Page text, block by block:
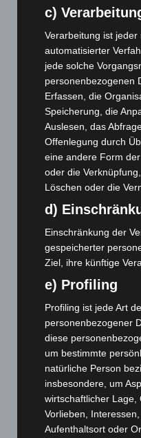
Werke im Jacques’ Wein-
8. August 2026
A2: Zweite
und Bothfeld
8. August 2026
Niedersachsen:
Waldbrandeinsatz aus
7. August 2026
Hannover: Erste
entdeckt
7. August 2026
eingedämmt
6. August 2026
Region Hannover: 21
Roten Kreuz
5. August 2026
Mann läuft mit
Zeugen
5. August 2026
Celle: Mensch stirbt bei
5. August 2026
c)
Verarbeitung ist
automatisierter
jede solche
personenbezogenen
Erfassen, die
Speicherung, die
Auslesen, das
Offenlegung durch
eine andere Form
oder die
Löschen oder die
d)
Einschränkung der
gespeicherter
Ziel, ihre künftige
e) Profiling
Profiling ist jede Art
personenbezogener
diese
um bestimmte
natürliche Person
insbesondere, um
wirtschaftlicher Lage,
Vorlieben,
Aufenthaltsort oder